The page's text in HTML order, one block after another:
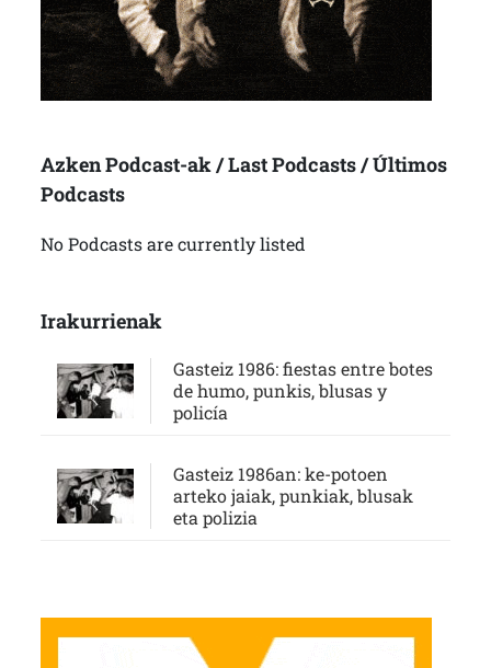
Azken Podcast-ak / Last Podcasts / Últimos
Podcasts
No Podcasts are currently listed
Irakurrienak
Gasteiz 1986: fiestas entre botes
de humo, punkis, blusas y
policía
Gasteiz 1986an: ke-potoen
arteko jaiak, punkiak, blusak
eta polizia